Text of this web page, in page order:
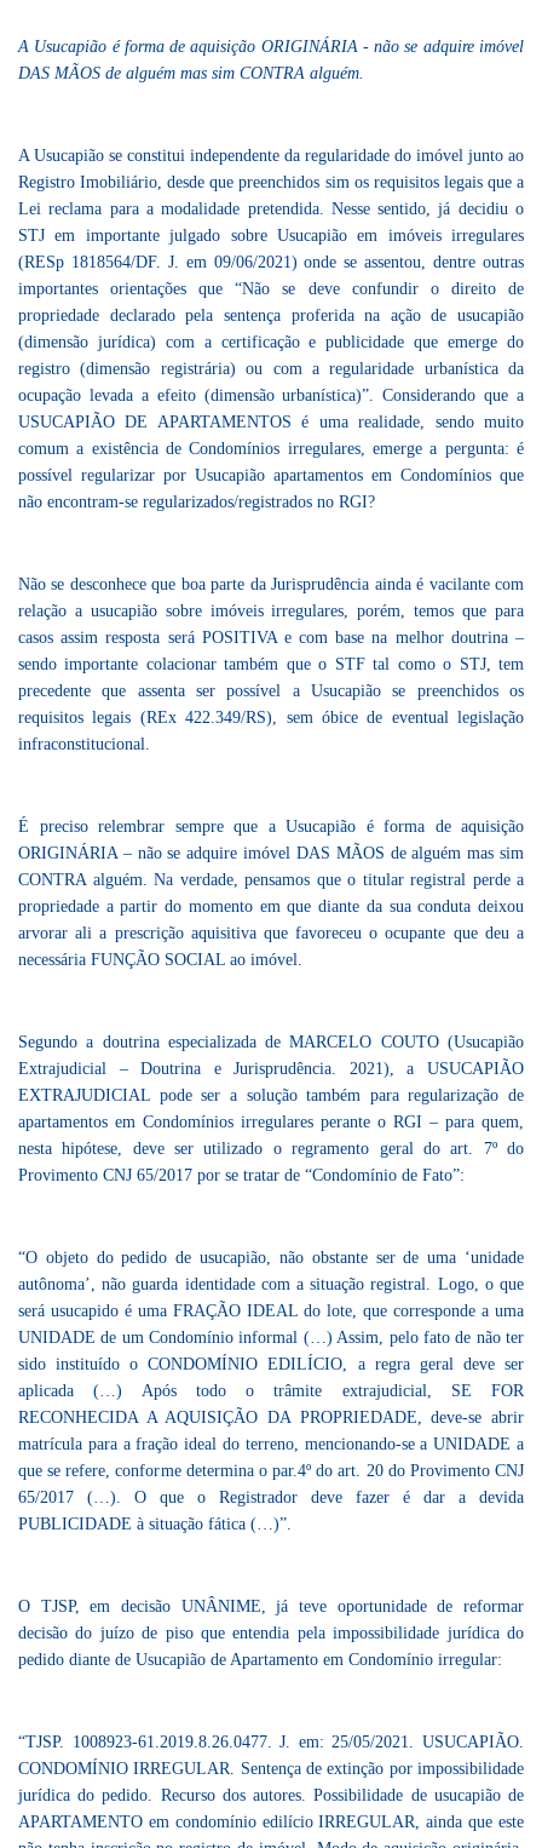
A Usucapião é forma de aquisição ORIGINÁRIA - não se adquire imóvel
DAS MÃOS de alguém mas sim CONTRA alguém.
A Usucapião se constitui independente da regularidade do imóvel junto ao
Registro Imobiliário, desde que preenchidos sim os requisitos legais que a
Lei reclama para a modalidade pretendida. Nesse sentido, já decidiu o
STJ em importante julgado sobre Usucapião em imóveis irregulares
(RESp 1818564/DF. J. em 09/06/2021) onde se assentou, dentre outras
importantes orientações que “Não se deve confundir o direito de
propriedade declarado pela sentença proferida na ação de usucapião
(dimensão jurídica) com a certificação e publicidade que emerge do
registro (dimensão registrária) ou com a regularidade urbanística da
ocupação levada a efeito (dimensão urbanística)”. Considerando que a
USUCAPIÃO DE APARTAMENTOS é uma realidade, sendo muito
comum a existência de Condomínios irregulares, emerge a pergunta: é
possível regularizar por Usucapião apartamentos em Condomínios que
não encontram-se regularizados/registrados no RGI?
Não se desconhece que boa parte da Jurisprudência ainda é vacilante com
relação a usucapião sobre imóveis irregulares, porém, temos que para
casos assim resposta será POSITIVA e com base na melhor doutrina –
sendo importante colacionar também que o STF tal como o STJ, tem
precedente que assenta ser possível a Usucapião se preenchidos os
requisitos legais (REx 422.349/RS), sem óbice de eventual legislação
infraconstitucional.
É preciso relembrar sempre que a Usucapião é forma de aquisição
ORIGINÁRIA – não se adquire imóvel DAS MÃOS de alguém mas sim
CONTRA alguém. Na verdade, pensamos que o titular registral perde a
propriedade a partir do momento em que diante da sua conduta deixou
arvorar ali a prescrição aquisitiva que favoreceu o ocupante que deu a
necessária FUNÇÃO SOCIAL ao imóvel.
Segundo a doutrina especializada de MARCELO COUTO (Usucapião
Extrajudicial – Doutrina e Jurisprudência. 2021), a USUCAPIÃO
EXTRAJUDICIAL pode ser a solução também para regularização de
apartamentos em Condomínios irregulares perante o RGI – para quem,
nesta hipótese, deve ser utilizado o regramento geral do art. 7º do
Provimento CNJ 65/2017 por se tratar de “Condomínio de Fato”:
“O objeto do pedido de usucapião, não obstante ser de uma ‘unidade
autônoma’, não guarda identidade com a situação registral. Logo, o que
será usucapido é uma FRAÇÃO IDEAL do lote, que corresponde a uma
UNIDADE de um Condomínio informal (…) Assim, pelo fato de não ter
sido instituído o CONDOMÍNIO EDILÍCIO, a regra geral deve ser
aplicada (…) Após todo o trâmite extrajudicial, SE FOR
RECONHECIDA A AQUISIÇÃO DA PROPRIEDADE, deve-se abrir
matrícula para a fração ideal do terreno, mencionando-se a UNIDADE a
que se refere, conforme determina o par.4º do art. 20 do Provimento CNJ
65/2017 (…). O que o Registrador deve fazer é dar a devida
PUBLICIDADE à situação fática (…)”.
O TJSP, em decisão UNÂNIME, já teve oportunidade de reformar
decisão do juízo de piso que entendia pela impossibilidade jurídica do
pedido diante de Usucapião de Apartamento em Condomínio irregular:
“TJSP. 1008923-61.2019.8.26.0477. J. em: 25/05/2021. USUCAPIÃO.
CONDOMÍNIO IRREGULAR. Sentença de extinção por impossibilidade
jurídica do pedido. Recurso dos autores. Possibilidade de usucapião de
APARTAMENTO em condomínio edilício IRREGULAR, ainda que este